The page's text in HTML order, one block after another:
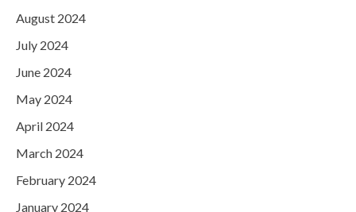
August 2024
July 2024
June 2024
May 2024
April 2024
March 2024
February 2024
January 2024